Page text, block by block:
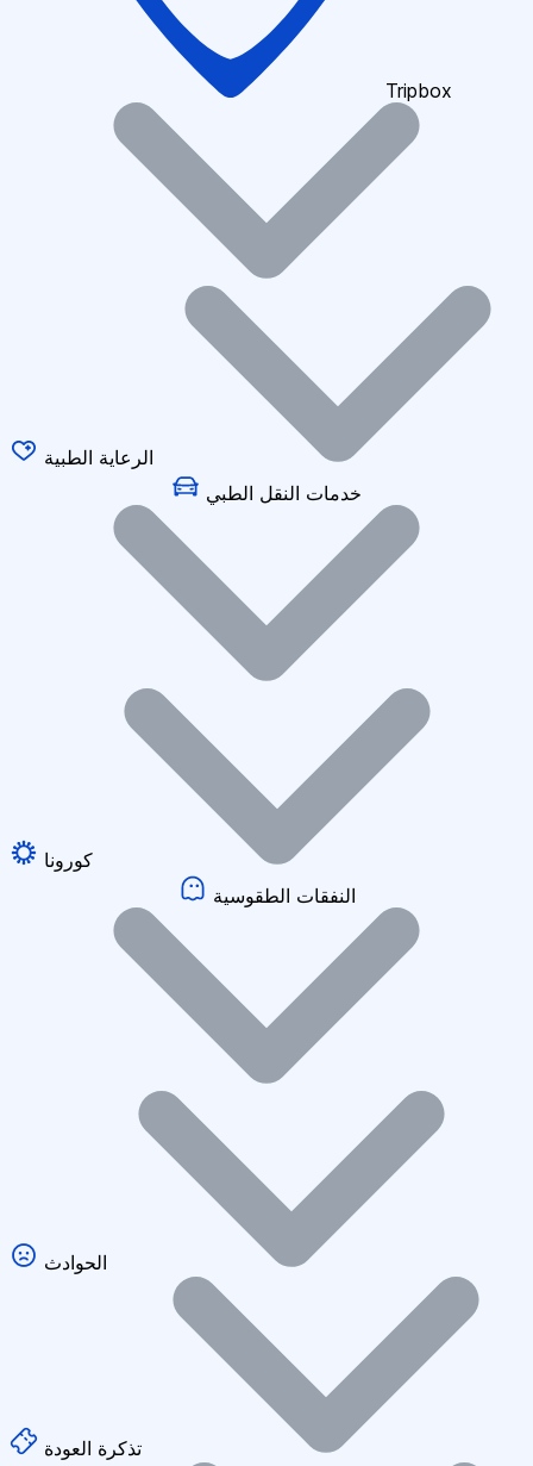
Tripbox
الرعاية الطبية
خدمات النقل الطبي
كورونا
النفقات الطقوسية